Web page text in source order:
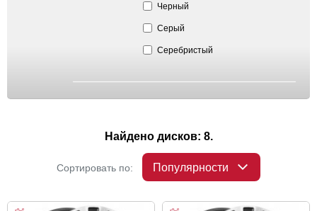
Черный
Серый
Серебристый
Найдено дисков: 8.
Сортировать по: Популярности